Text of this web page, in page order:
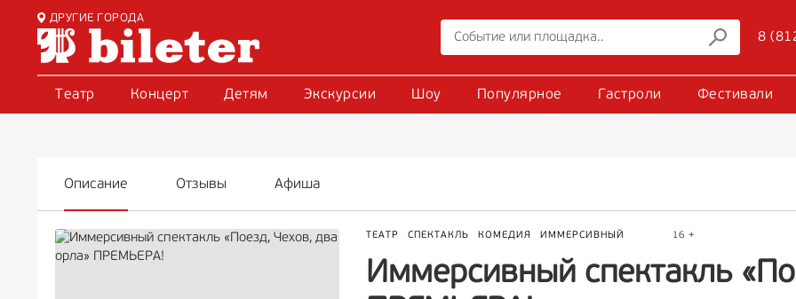
ДРУГИЕ ГОРОДА
8
Театр Концерт Детям Экскурсии Шоу Популярное Гастроли Фестивали
Описание Отзывы Афиша
ТЕАТР СПЕКТАКЛЬ КОМЕДИЯ ИММЕРСИВНЫЙ 16 +
Иммерсивный спектакль